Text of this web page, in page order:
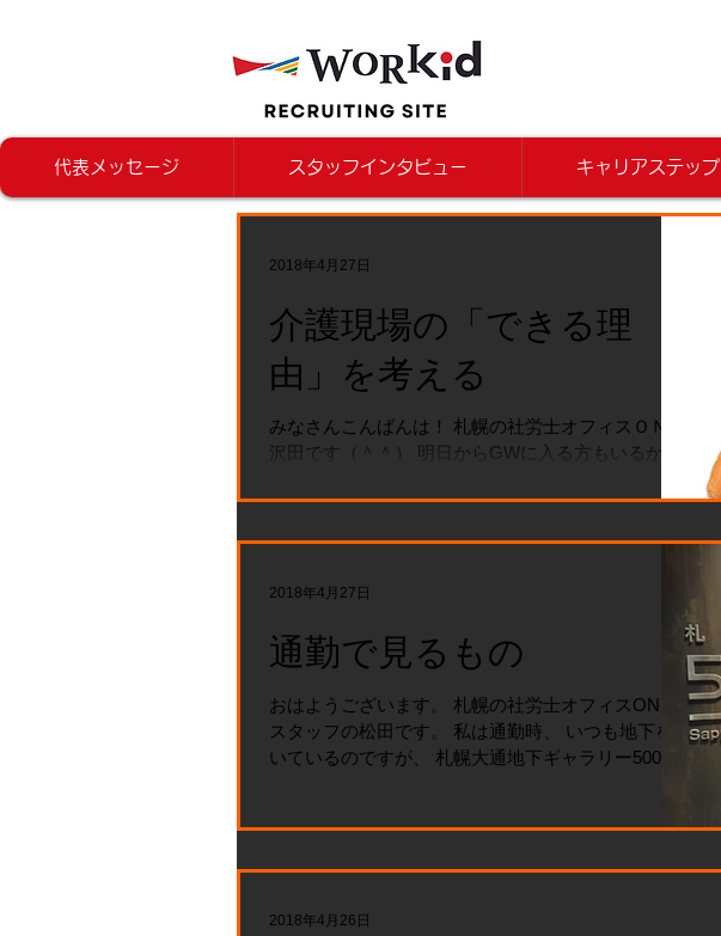
代表メッセージ スタッフインタビュー キャリアステップ
介護現場の「できる理
由」を考える
みなさんこんばんは！ 札幌の社労士オフィスＯＮＥ
沢田です（＾＾） 明日からGWに入る方もいるかと
いる方も いらっしゃいますね。 私がそうです（笑
2018年4月27日
通勤で見るもの
おはようございます。 札幌の社労士オフィスONE
スタッフの松田です。 私は通勤時、 いつも地下を歩
いているのですが、 札幌大通地下ギャラリー500ｍ
通勤できています。...
2018年4月27日
2018年4月26日